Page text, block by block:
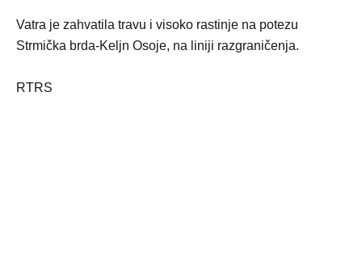
Vatra je zahvatila travu i visoko rastinje na potezu
Strmička brda-Keljn Osoje, na liniji razgraničenja.
RTRS